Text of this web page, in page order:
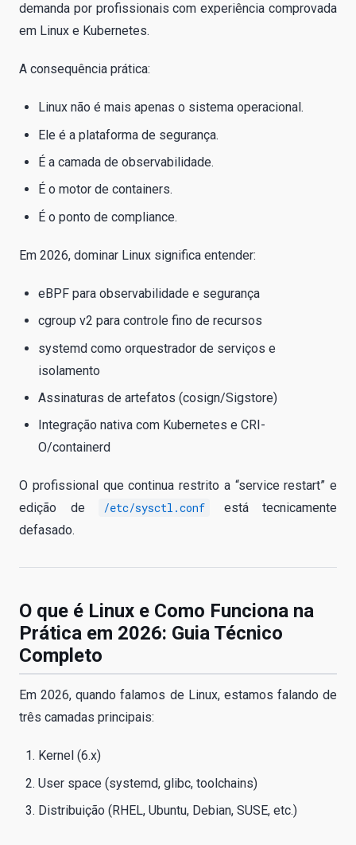
demanda por profissionais com experiência comprovada
em Linux e Kubernetes.
A consequência prática:
Linux não é mais apenas o sistema operacional.
Ele é a plataforma de segurança.
É a camada de observabilidade.
É o motor de containers.
É o ponto de compliance.
Em 2026, dominar Linux significa entender:
eBPF para observabilidade e segurança
cgroup v2 para controle fino de recursos
systemd como orquestrador de serviços e
isolamento
Assinaturas de artefatos (cosign/Sigstore)
Integração nativa com Kubernetes e CRI-
O/containerd
O profissional que continua restrito a “service restart” e
edição de
/etc/sysctl.conf
está tecnicamente
defasado.
O que é Linux e Como Funciona na
Prática em 2026: Guia Técnico
Completo
Em 2026, quando falamos de Linux, estamos falando de
três camadas principais:
Kernel (6.x)
User space (systemd, glibc, toolchains)
Distribuição (RHEL, Ubuntu, Debian, SUSE, etc.)